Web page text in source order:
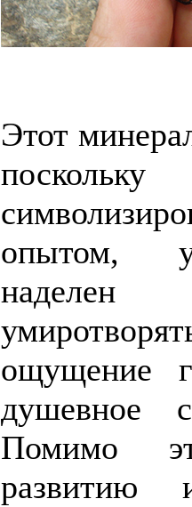
Этот
опытом,
наделен
ощущение
душевное
Помимо
развитию